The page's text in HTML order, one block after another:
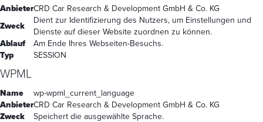
AnbieterCRD Car Research & Development GmbH & Co. KG
Zweck
Dient zur Identifizierung des Nutzers, um Einstellungen und
Dienste auf dieser Website zuordnen zu können.
Ablauf
Am Ende Ihres Webseiten-Besuchs.
Typ
SESSION
WPML
Name
wp-wpml_current_language
AnbieterCRD Car Research & Development GmbH & Co. KG
Zweck
Speichert die ausgewählte Sprache.